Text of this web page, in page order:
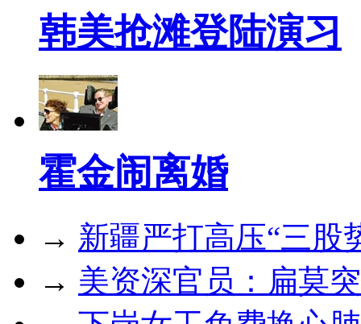
韩美抢滩登陆演习
霍金闹离婚
→ 新疆严打高压“三股
→ 美资深官员：扁莫